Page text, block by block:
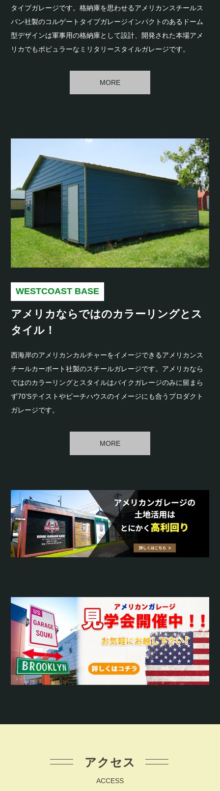
タイプガレージです。格納庫を思わせるアメリカンスチールス
パン社製のコルゲートタイプガレージインパクトのあるドーム
型デザインは軍事用の格納庫として設計、開発された本場アメ
リカでもポピュラーなミリタリースタイルガレージです。
MORE
WESTCOAST BASE
アメリカならではのカラーリングとス
タイル！
西海岸のアメリカンカルチャーをイメージできるアメリカンス
チールカーポート社製のスチールガレージです。アメリカなら
ではのカラーリングとスタイルはバイクガレージのみに留まら
ず70’Sテイストやビーチハウスのイメージにも合うプロダクト
ガレージです。
MORE
アクセス
ACCESS